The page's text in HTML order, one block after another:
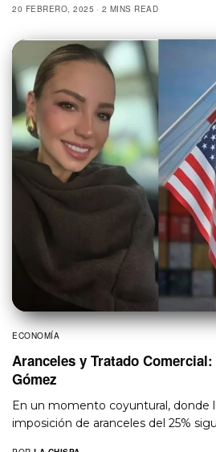
20 FEBRERO, 2025
2 MINS READ
ECONOMÍA
Aranceles y Tratado
Gómez
En un momento coyuntural, donde
imposición de aranceles del 25%